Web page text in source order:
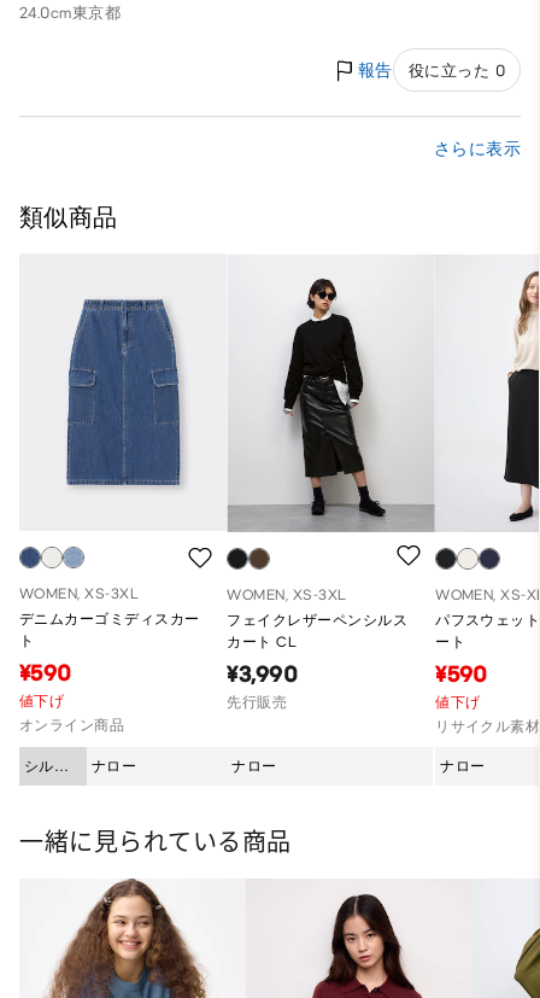
24.0cm東京都
報告 役に立った 0
さらに表示
類似商品
WOMEN, XS-3XL
デニムカーゴミディスカー
ト
¥590
値下げ
オンライン商品
シルエ
ット
ナロー
WOMEN, XS-3XL
フェイクレザーペンシルス
カート CL
¥3,990
先行販売
ナロー
WOMEN, XS-
パフスウェッ
ート
¥590
値下げ
リサイクル素材
ナロー
一緒に見られている商品